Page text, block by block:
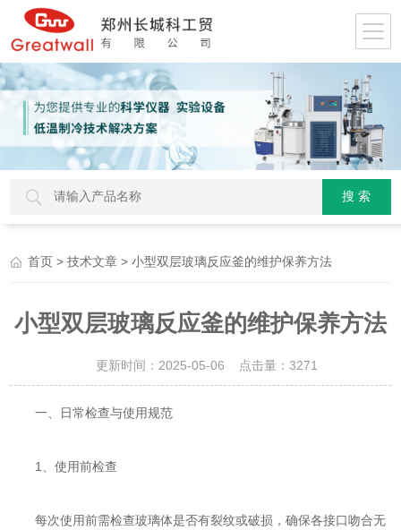
首页 >技术文章 > 小型双层玻璃反应釜的维护保养方法
小型双层玻璃反应釜的维护保养方法
更新时间：2025-05-06 点击量： 3271
一、日常检查与使用规范
‌1、使用前检查‌
每次使用前需检查玻璃体是否有裂纹或破损，确保各接口吻合无